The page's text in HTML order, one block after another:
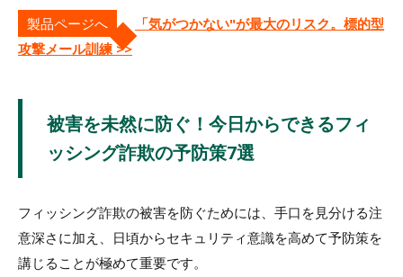
製品ページへ
「気がつかない"が最大のリスク。標的型
攻撃メール訓練 >>
被害を未然に防ぐ！今日からできるフィ
ッシング詐欺の予防策7選
フィッシング詐欺の被害を防ぐためには、手口を見分ける注
意深さに加え、日頃からセキュリティ意識を高めて予防策を
講じることが極めて重要です。